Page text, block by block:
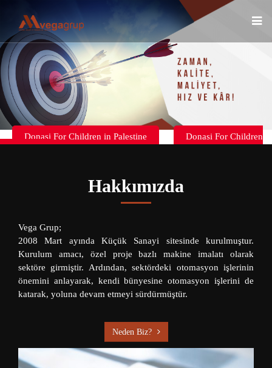
Donasi For Children in Palestine
Donasi For Children
Hakkımızda
Vega Grup;
2008 Mart ayında Küçük Sanayi sitesinde kurulmuştur.
Kurulum amacı, özel proje bazlı makine imalatı olarak
sektöre girmiştir. Ardından, sektördeki otomasyon işlerinin
önemini anlayarak, kendi bünyesine otomasyon işlerini de
katarak, yoluna devam etmeyi sürdürmüştür.
Neden Biz?